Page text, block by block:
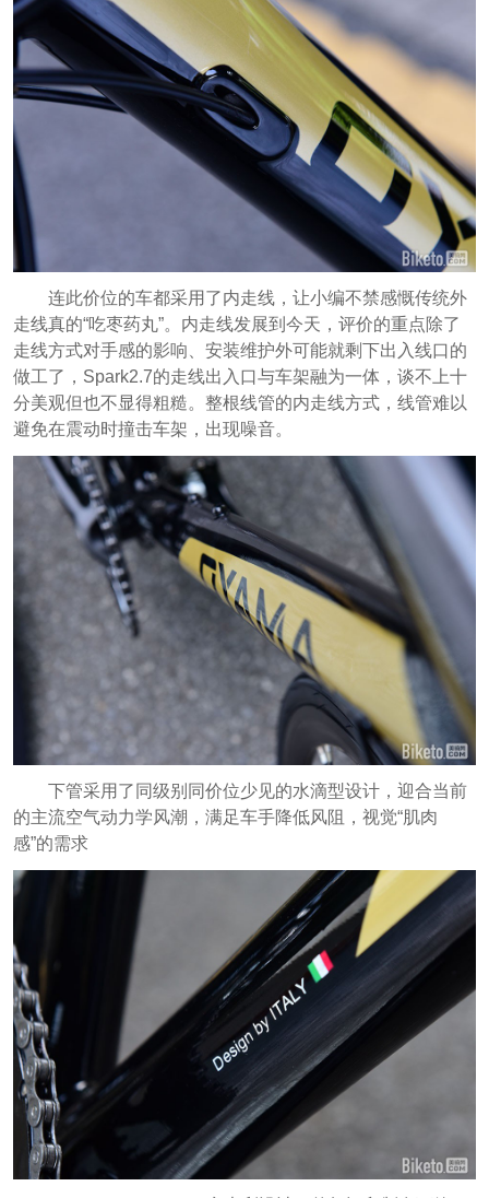
连此价位的车都采用了内走线，让小编不禁感慨传统外
走线真的“吃枣药丸”。内走线发展到今天，评价的重点除了
走线方式对手感的影响、安装维护外可能就剩下出入线口的
做工了，Spark2.7的走线出入口与车架融为一体，谈不上十
分美观但也不显得粗糙。整根线管的内走线方式，线管难以
避免在震动时撞击车架，出现噪音。
下管采用了同级别同价位少见的水滴型设计，迎合当前
的主流空气动力学风潮，满足车手降低风阻，视觉“肌肉
感”的需求